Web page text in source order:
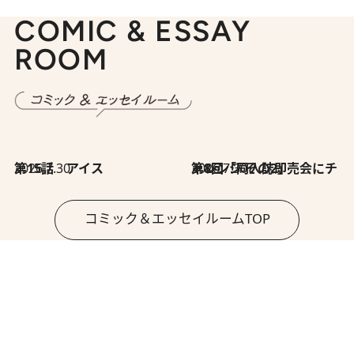
COMIC & ESSAY
ROOM
2026.7.30
第15話 アイス 2026.7.30
第8回「同人誌即売会にチャレンジ その2」
コミック＆エッセイルームTOP